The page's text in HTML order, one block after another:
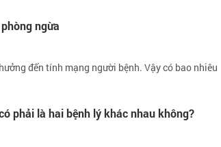
ngừa
đến tính mạng người bệnh. Vậy có bao nhiêu
phải là hai bệnh lý khác nhau không?